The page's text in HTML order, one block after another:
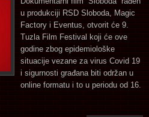
u produkciji RSD Sloboda, Magic
Factory i Eventus, otvorit će 9.
Tuzla Film Festival koji će ove
godine zbog epidemiološke
situacije vezane za virus Covid 19
i sigurnosti građana biti održan u
online formatu i to u periodu od 16.